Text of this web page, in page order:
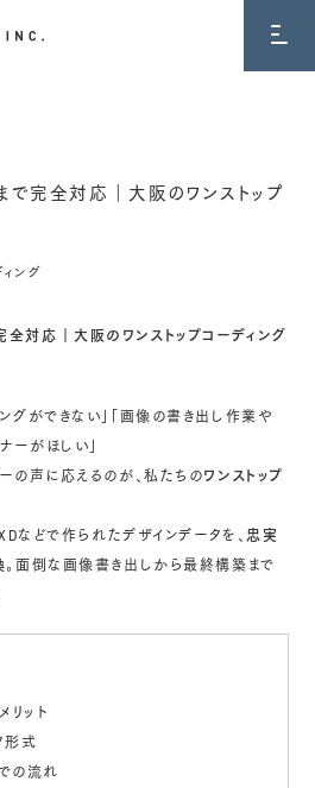
で完全対応｜大阪のワンストップ
ング
対応｜大阪のワンストップコーディング
ングができない」「画像の書き出し作業や
ーがほしい」
の声に応えるのが、私たちのワンストップ
どで作られたデザインデータを、忠実
。面倒な画像書き出しから最終構築まで
リット
形式
の流れ